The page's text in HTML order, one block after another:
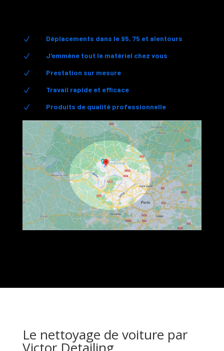
N Déplacements dans le 95, 75 et alentours
N J'emmène tout le matériel chez vous
N Prestation sur mesure
N Travail rapide et efficace
N Produits de qualité professionnelle
Le nettoyage de voiture par